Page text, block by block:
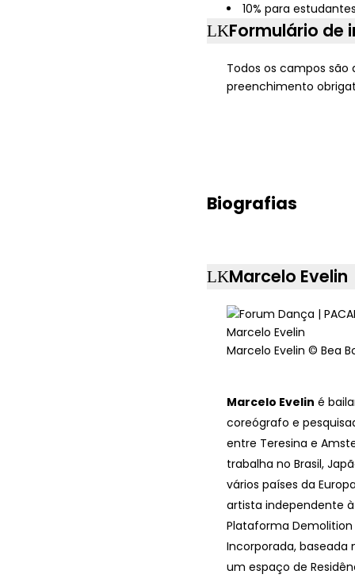
10% para
Formulário de
Todos os campos são
preenchimento
Biografias
Marcelo Evelin
Marcelo Evelin © Bea
Marcelo Evelin é
coreógrafo e
entre Teresina e
trabalha no Brasil,
vários países da
artista independente
Plataforma Demolition
Incorporada, baseada
um espaço de